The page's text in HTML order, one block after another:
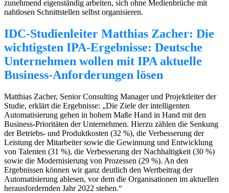
zunehmend eigenständig arbeiten, sich ohne Medienbrüche mit
nahtlosen Schnittstellen selbst organisieren.
IDC-Studienleiter Matthias Zacher: Die
wichtigsten IPA-Ergebnisse: Deutsche
Unternehmen wollen mit IPA aktuelle
Business-Anforderungen lösen
Matthias Zacher, Senior Consulting Manager und Projektleiter der
Studie, erklärt die Ergebnisse: „Die Ziele der intelligenten
Automatisierung gehen in hohem Maße Hand in Hand mit den
Business-Prioritäten der Unternehmen. Hierzu zählen die Senkung
der Betriebs- und Produktkosten (32 %), die Verbesserung der
Leistung der Mitarbeiter sowie die Gewinnung und Entwicklung
von Talenten (31 %), die Verbesserung der Nachhaltigkeit (30 %)
sowie die Modernisierung von Prozessen (29 %). An den
Ergebnissen können wir ganz deutlich den Wertbeitrag der
Automatisierung ablesen, vor dem die Organisationen im aktuellen
herausfordernden Jahr 2022 stehen.“